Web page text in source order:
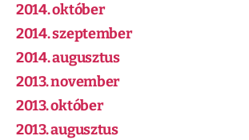
2014. október
2014. szeptember
2014. augusztus
2013. november
2013. október
2013. augusztus